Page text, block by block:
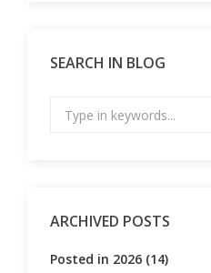
SEARCH IN BLOG
ARCHIVED POSTS
Posted in 2026 (14)